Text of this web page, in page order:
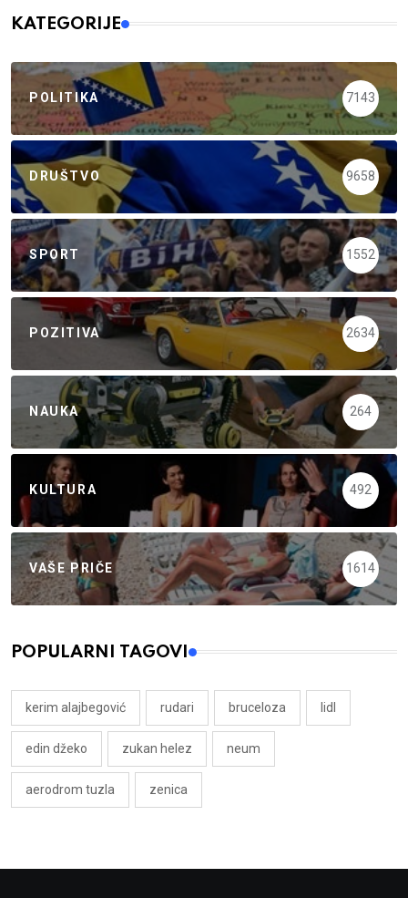
KATEGORIJE
POLITIKA 7143
DRUŠTVO 9658
SPORT 1552
POZITIVA 2634
NAUKA 264
KULTURA 492
VAŠE PRIČE 1614
POPULARNI TAGOVI
kerim alajbegović rudari bruceloza lidl
edin džeko zukan helez neum
aerodrom tuzla zenica